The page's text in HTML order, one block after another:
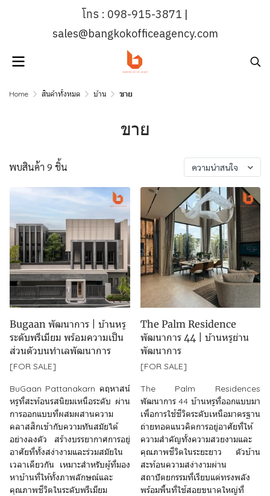
โทร : 098-915-3871 |
sales@bangkokofficeagency.com
Home สินค้าทั้งหมด บ้าน ขาย
ขาย
พบสินค้า 9 ชิ้น ความน่าสนใจ
Bugaan พัฒนาการ | บ้านหรู
ระดับพรีเมียม พร้อมความเป็น
ส่วนตัวบนทำเลพัฒนาการ
[FOR SALE]
BuGaan Pattanakarn คฤหาสน์
หรูที่สะท้อนรสนิยมเหนือระดับ ผ่าน
การออกแบบที่ผสมผสานความ
คลาสสิกเข้ากับความทันสมัยได้
อย่างลงตัว สร้างบรรยากาศการอยู่
อาศัยที่ทั้งสง่างามและร่วมสมัยใน
เวลาเดียวกัน เหมาะสำหรับผู้ที่มอง
หาบ้านที่ให้ทั้งภาพลักษณ์และ
คุณภาพชีวิตในระดับพรีเมียม
The Palm Residence
พัฒนาการ 44 | บ้านหรูย่าน
พัฒนาการ
[FOR SALE]
The Palm Residences
พัฒนาการ 44 บ้านหรูที่ออกแบบมา
เพื่อการใช้ชีวิตระดับเหนือมาตรฐาน
ถ่ายทอดแนวคิดการอยู่อาศัยที่ให้
ความสำคัญทั้งความสวยงามและ
คุณภาพชีวิตในระยะยาว ตัวบ้าน
สะท้อนความสง่างามผ่าน
สถาปัตยกรรมที่เรียบแต่ทรงพลัง
พร้อมพื้นที่ใช้สอยขนาดใหญ่ที่